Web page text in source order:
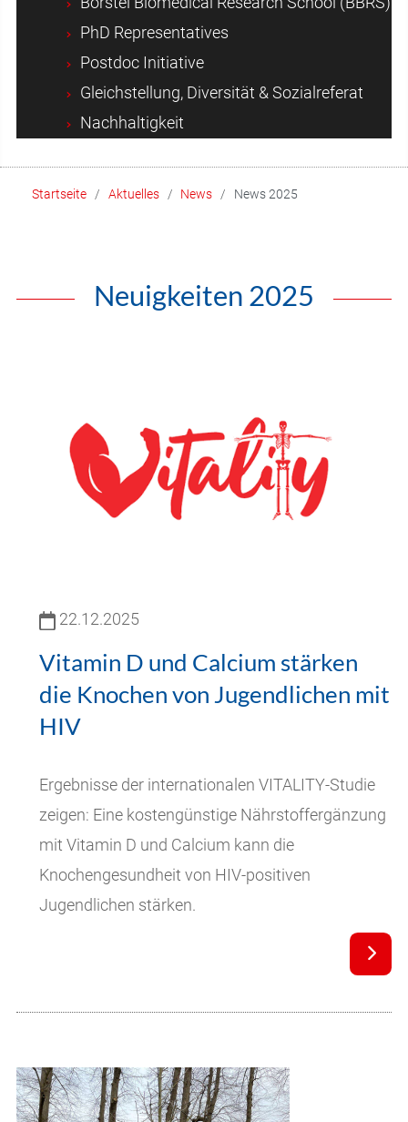
PhD Representatives
Postdoc Initiative
Gleichstellung, Diversität & Sozialreferat
Nachhaltigkeit
Startseite Aktuelles News News 2025
Neuigkeiten 2025
22.12.2025
Vitamin D und Calcium stärken
die Knochen von Jugendlichen mit
HIV
Ergebnisse der internationalen VITALITY-Studie
zeigen: Eine kostengünstige Nährstoffergänzung
mit Vitamin D und Calcium kann die
Knochengesundheit von HIV-positiven
Jugendlichen stärken.